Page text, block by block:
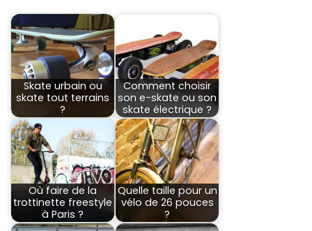
Skate urbain ou
skate tout terrains
?
Comment choisir
son e-skate ou son
skate électrique ?
Où faire de la
trottinette freestyle
à Paris ?
Quelle taille pour un
vélo de 26 pouces
?